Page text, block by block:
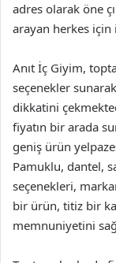
adres olarak öne
arayan herkes için
Anıt İç Giyim,
seçenekler
dikkatini
fiyatın bir arada
geniş ürün
Pamuklu, dantel,
seçenekleri,
bir ürün, titiz bir
memnuniyetini